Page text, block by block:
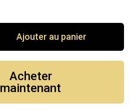
Ajouter au panier
Acheter
maintenant